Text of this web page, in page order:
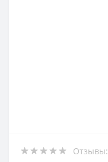
Отзывы: